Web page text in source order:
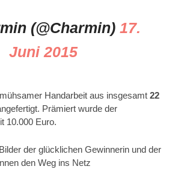
(@Charmin) 17.
Juni 2015
Handarbeit aus insgesamt 22
Prämiert wurde der
10.000 Euro.
der glücklichen Gewinnerin und der
den Weg ins Netz